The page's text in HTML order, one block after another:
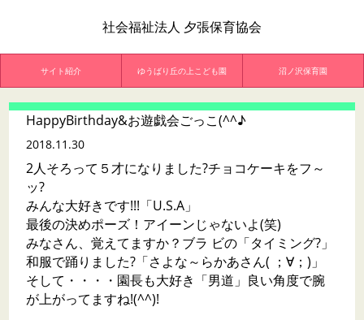
社会福祉法人 夕張保育協会
サイト紹介 ゆうばり丘の上こども園 沼ノ沢保育園
HappyBirthday&お遊戯会ごっこ(^^♪
2018.11.30
2人そろって５才になりました?チョコケーキをフ～
ッ?
みんな大好きです!!!「U.S.A」
最後の決めポーズ！アイーンじゃないよ(笑)
みなさん、覚えてますか？ブラ ビの「タイミング?」
和服で踊りました?「さよな～らかあさん( ；∀；)」
そして・・・・園長も大好き「男道」良い角度で腕
が上がってますね!(^^)!